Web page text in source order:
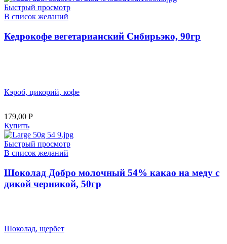
Быстрый просмотр
В список желаний
Кедрокофе вегетарианский Сибирьэко, 90гр
Кэроб, цикорий, кофе
179,00 Р
Купить
Быстрый просмотр
В список желаний
Шоколад Добро молочный 54% какао на меду с
дикой черникой, 50гр
Шоколад, щербет